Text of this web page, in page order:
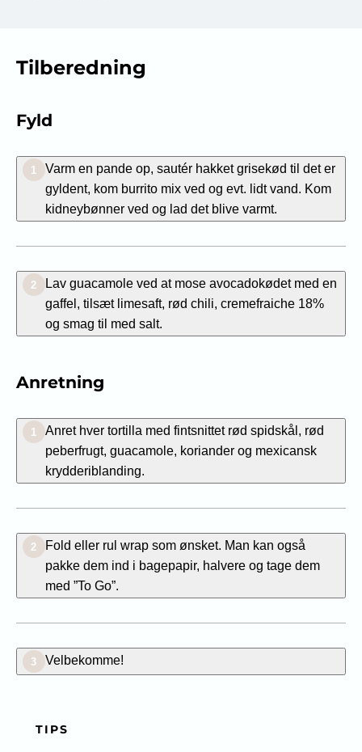
Tilberedning
Fyld
1
Varm en pande op, sautér hakket grisekød til det er
gyldent, kom burrito mix ved og evt. lidt vand. Kom
kidneybønner ved og lad det blive varmt.
2
Lav guacamole ved at mose avocadokødet med en
gaffel, tilsæt limesaft, rød chili, cremefraiche 18%
og smag til med salt.
Anretning
1
Anret hver tortilla med fintsnittet rød spidskål, rød
peberfrugt, guacamole, koriander og mexicansk
krydderiblanding.
2
Fold eller rul wrap som ønsket. Man kan også
pakke dem ind i bagepapir, halvere og tage dem
med ”To Go”.
3 Velbekomme!
TIPS